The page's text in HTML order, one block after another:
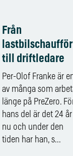
Från
lastbilschaufför
till driftledare
Per-Olof Franke är
av många som
länge på PreZero.
hans del är det 24 år
nu och under den
tiden har han, s...